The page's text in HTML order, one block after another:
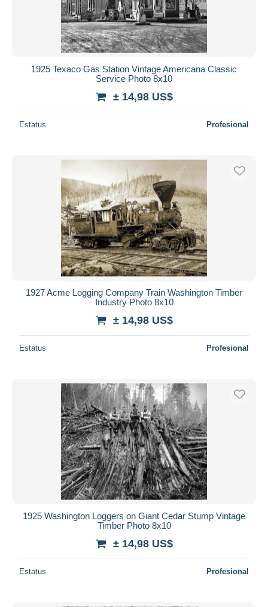
1925 Texaco Gas Station Vintage Americana Classic
Service Photo 8x10
± 14,98 US$
Estatus Profesional
1927 Acme Logging Company Train Washington Timber
Industry Photo 8x10
± 14,98 US$
Estatus Profesional
1925 Washington Loggers on Giant Cedar Stump Vintage
Timber Photo 8x10
± 14,98 US$
Estatus Profesional